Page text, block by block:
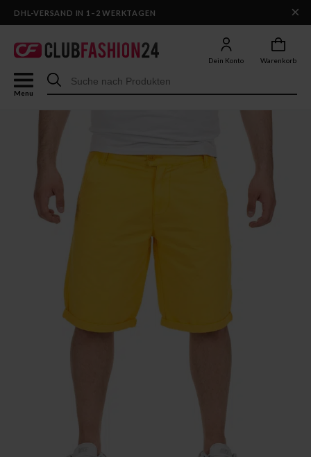
Dein Konto Warenkorb
Menu
DHL-VERSAND IN 1–2 WERKTAGEN ×